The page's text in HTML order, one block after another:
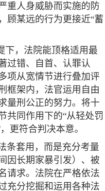
重人身威胁而实施的防
顾某远的行为更接近“蓄
下，法院能顶格适用最
过错、自首、认罪认
项从宽情节进行叠加评
框架内，法官运用自由
量刑公正的努力。将十
共同作用下的“从轻处罚
更符合判决本意。
条套用，而是充分考量
因长期家暴引发）、被
请求。法院在严格依法
充分挖掘和运用各种法